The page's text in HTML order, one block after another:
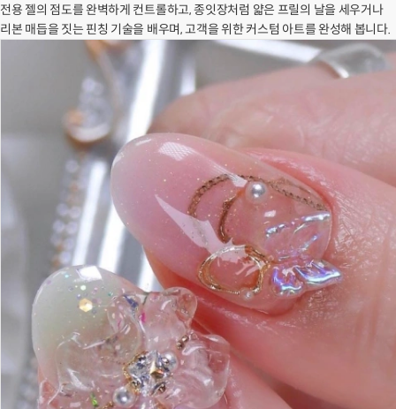
전용 젤의 점도를 완벽하게 컨트롤하고, 종잇장처럼 얇은 프릴의 날을 세우거나
리본 매듭을 짓는 핀칭 기술을 배우며, 고객을 위한 커스텀 아트를 완성해 봅니다.